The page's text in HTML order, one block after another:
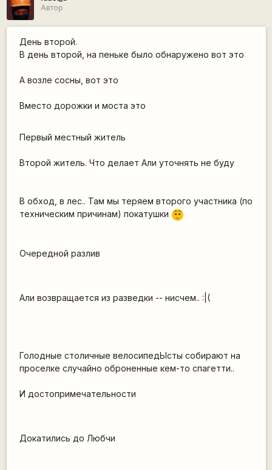
Автор
День второй.
В день второй, на пеньке было обнаружено вот это
А возле сосны, вот это
Вместо дорожки и моста это
Первый местный житель
Второй житель. Что делает Али уточнять не буду
В обход, в лес.. Там мы теряем второго участника (по
техническим причинам) покатушки :-/
Очередной разлив
Али возвращается из разведки -- нисчем.. :|(
Голодные столичные велосипедЫсты собирают на
проселке случайно оброненные кем-то спагетти..
И достопримечательности
Докатились до Любчи